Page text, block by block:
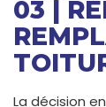
03 |
La décision